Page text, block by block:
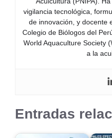
vigilancia tecnológica,
de innovación, y docente
Colegio de Biólogos del
World Aquaculture Society
a la
Entradas